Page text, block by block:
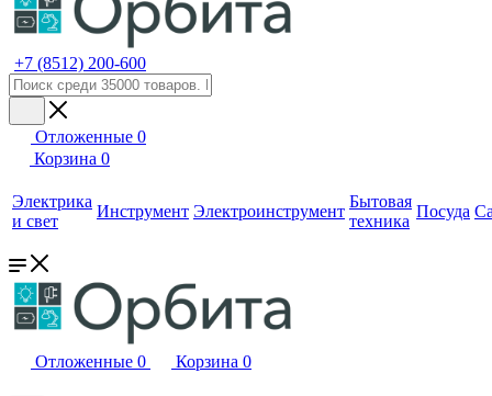
+7 (8512) 200-600
Отложенные 0
Корзина 0
Электрика
и свет
Инструмент Электроинструмент
Бытовая
техника
Посуда
Отложенные 0 Корзина 0